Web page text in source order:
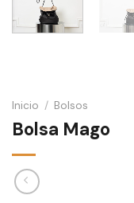
Inicio / Bolsos
Bolsa Mago